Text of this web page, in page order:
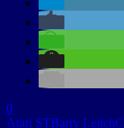
0
Atari STBarry Leitch